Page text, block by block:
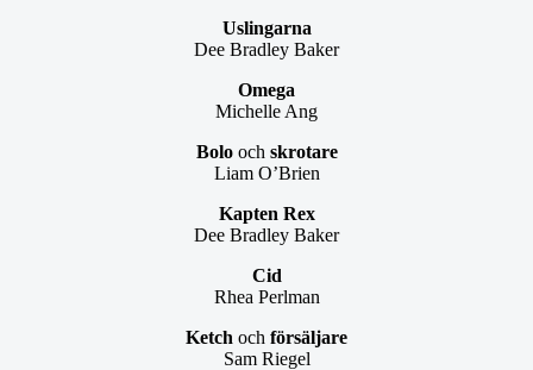
Uslingarna
Dee Bradley Baker
Omega
Michelle Ang
Bolooch skrotare
Liam O’Brien
Kapten Rex
Dee Bradley Baker
Cid
Rhea Perlman
Ketch och försäljare
Sam Riegel